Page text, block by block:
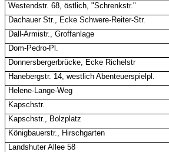
Westendstr. 68, östlich, "Schrenkstr."
Dachauer Str., Ecke Schwere-Reiter-Str.
Dall-Armistr., Groffanlage
Dom-Pedro-Pl.
Donnersbergerbrücke, Ecke Richelstr
Hanebergstr. 14, westlich Abenteuerspielpl.
Helene-Lange-Weg
Kapschstr.
Kapschstr., Bolzplatz
Königbauerstr., Hirschgarten
Landshuter Allee 58